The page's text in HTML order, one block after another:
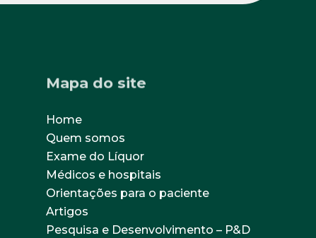
Mapa do site
Home
Quem somos
Exame do Líquor
Médicos e hospitais
Orientações para o paciente
Artigos
Pesquisa e Desenvolvimento – P&D